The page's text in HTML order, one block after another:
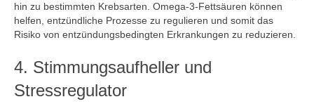
hin zu bestimmten Krebsarten. Omega-3-Fettsäuren können
helfen, entzündliche Prozesse zu regulieren und somit das
Risiko von entzündungsbedingten Erkrankungen zu reduzieren.
4. Stimmungsaufheller und
Stressregulator